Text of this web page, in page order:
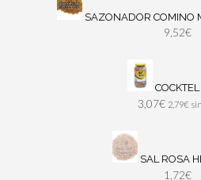
SAZONADOR COMINO
9,52€
3,07€ 2,79€
SAL ROSA
1,72€